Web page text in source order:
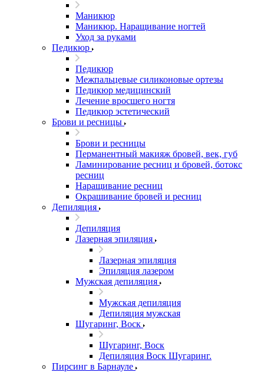
Маникюр
Маникюр. Наращивание ногтей
Уход за руками
Педикюр
Педикюр
Межпальцевые силиконовые ортезы
Педикюр медицинский
Лечение вросшего ногтя
Педикюр эстетический
Брови и ресницы
Брови и ресницы
Перманентный макияж бровей, век, губ
Ламинирование ресниц и бровей, бoтoкс
ресниц
Наращивание ресниц
Окрашивание бровей и ресниц
Депиляция
Депиляция
Лазерная эпиляция
Лазерная эпиляция
Эпиляция лазером
Мужская депиляция
Мужская депиляция
Депиляция мужская
Шугаринг, Воск
Шугаринг, Воск
Депиляция Воск Шугаринг.
Пирсинг в Барнауле